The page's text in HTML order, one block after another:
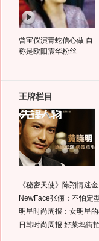
曾宝仪演青蛇信心做 自
称是欧阳震华粉丝
王牌栏目
《秘密天使》陈翔情迷
NewFace张俪：不怕定
明星时尚周报：女明星
日韩时尚周报 好莱坞街